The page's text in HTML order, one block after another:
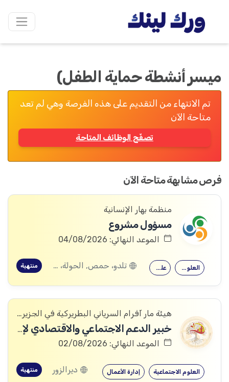
ميسر أنشطة حماية الطفل)
تم الانتهاء من التقديم على هذه الفرصة وهي لم تعد
متاحة الآن
تصفّح الوظائف المتاحة
فرص مشابهة متاحة الآن
منظمة بهار الإنسانية
مسؤول مشروع
الموعد النهائي: 04/08/2026
علم النفس العلوم الاجتماعية تلدو، حمص, الحولة، حمص منتهية
هيئة مار آفرام السرياني البطريركية في الجزيرة والفرات
خبير الدعم الاجتماعي والاقتصادي لإدارة الحالة وإعادة الإدماج / Business Mentor / Case Management Socio-Economic Reintegration Specialist
الموعد النهائي: 02/08/2026
إدارة الأعمال العلوم الاجتماعية ديرالزور منتهية